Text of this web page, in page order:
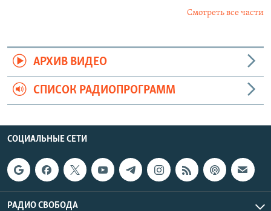
Смотреть все части
АРХИВ ВИДЕО
СПИСОК РАДИОПРОГРАММ
СОЦИАЛЬНЫЕ СЕТИ
РАДИО СВОБОДА